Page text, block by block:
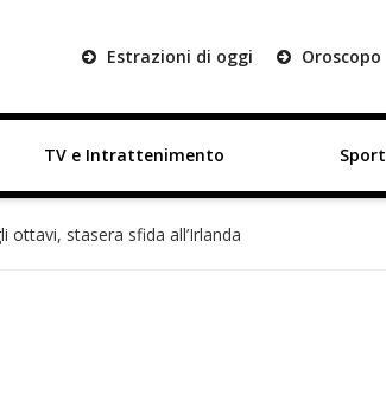
Estrazioni di oggi Oroscopo
TV e Intrattenimento Sport
ottavi, stasera sfida all’Irlanda